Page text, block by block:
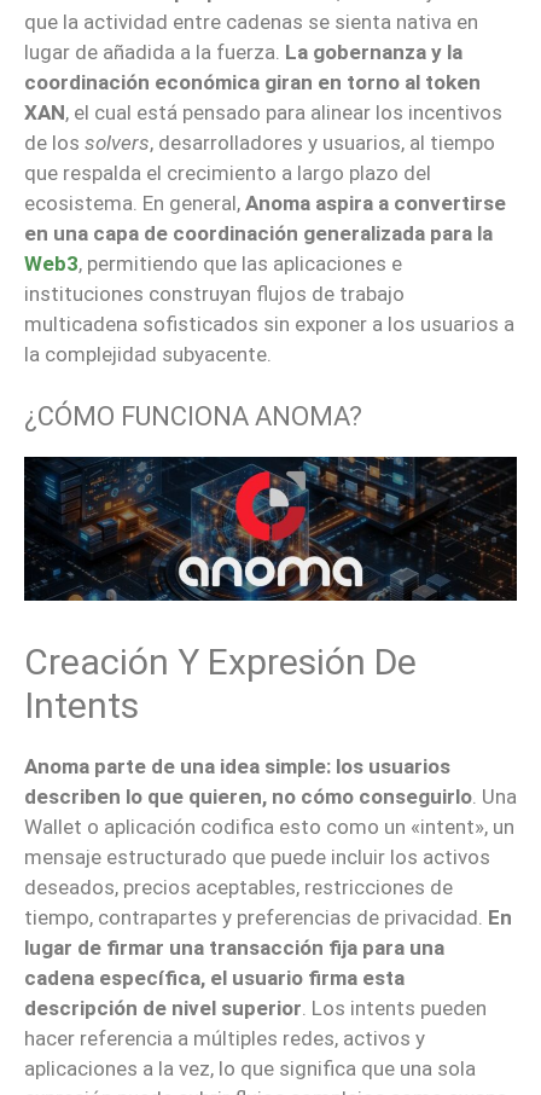
que la actividad entre cadenas se sienta nativa en
lugar de añadida a la fuerza. La gobernanza y la
coordinación económica giran en torno al token
XAN, el cual está pensado para alinear los incentivos
de los solvers, desarrolladores y usuarios, al tiempo
que respalda el crecimiento a largo plazo del
ecosistema. En general, Anoma aspira a convertirse
en una capa de coordinación generalizada para la
Web3, permitiendo que las aplicaciones e
instituciones construyan flujos de trabajo
multicadena sofisticados sin exponer a los usuarios a
la complejidad subyacente.
¿CÓMO FUNCIONA ANOMA?
Creación Y Expresión De
Intents
Anoma parte de una idea simple: los usuarios
describen lo que quieren, no cómo conseguirlo . Una
Wallet o aplicación codifica esto como un «intent», un
mensaje estructurado que puede incluir los activos
deseados, precios aceptables, restricciones de
tiempo, contrapartes y preferencias de privacidad. En
lugar de firmar una transacción fija para una
cadena específica, el usuario firma esta
descripción de nivel superior . Los intents pueden
hacer referencia a múltiples redes, activos y
aplicaciones a la vez, lo que significa que una sola